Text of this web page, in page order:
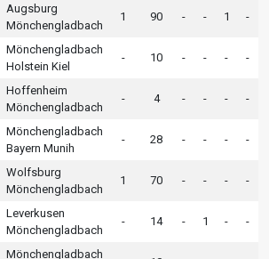
Augsburg
Mönchengladbach
1 90 - - 1 -
Mönchengladbach
Holstein Kiel
- 10 - - - -
Hoffenheim
Mönchengladbach
- 4 - - - -
Mönchengladbach
Bayern Munih
- 28 - - - -
Wolfsburg
Mönchengladbach
1 70 - - - -
Leverkusen
Mönchengladbach
- 14 - 1 - -
Mönchengladbach